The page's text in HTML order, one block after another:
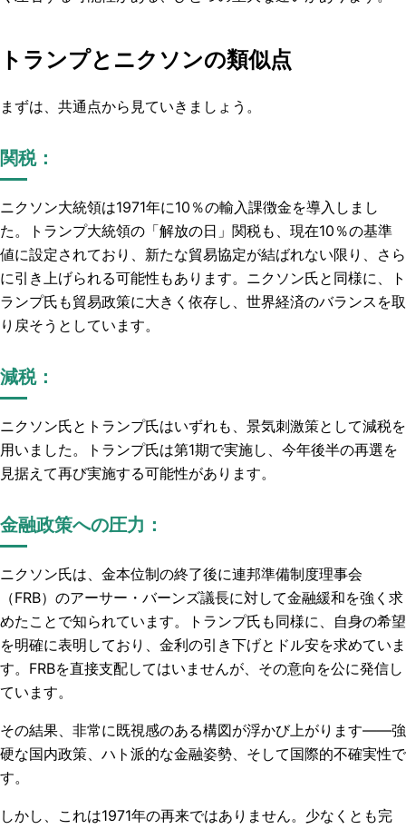
トランプとニクソンの類似点
まずは、共通点から見ていきましょう。
関税：
ニクソン大統領は1971年に10％の輸入課徴金を導入しまし
た。トランプ大統領の「解放の日」関税も、現在10％の基準
値に設定されており、新たな貿易協定が結ばれない限り、さら
に引き上げられる可能性もあります。ニクソン氏と同様に、ト
ランプ氏も貿易政策に大きく依存し、世界経済のバランスを取
り戻そうとしています。
減税：
ニクソン氏とトランプ氏はいずれも、景気刺激策として減税を
用いました。トランプ氏は第1期で実施し、今年後半の再選を
見据えて再び実施する可能性があります。
金融政策への圧力：
ニクソン氏は、金本位制の終了後に連邦準備制度理事会
（FRB）のアーサー・バーンズ議長に対して金融緩和を強く求
めたことで知られています。トランプ氏も同様に、自身の希望
を明確に表明しており、金利の引き下げとドル安を求めていま
す。FRBを直接支配してはいませんが、その意向を公に発信し
ています。
その結果、非常に既視感のある構図が浮かび上がります――強
硬な国内政策、ハト派的な金融姿勢、そして国際的不確実性で
す。
しかし、これは1971年の再来ではありません。少なくとも完